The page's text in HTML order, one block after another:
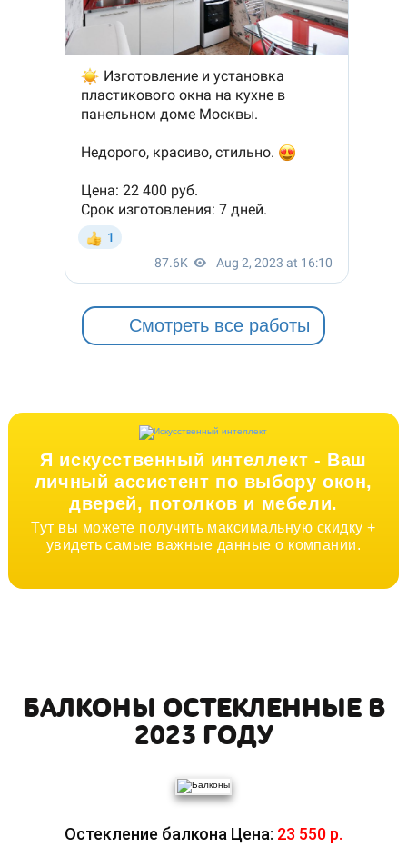
Смотреть все работы
Я искусственный интеллект - Ваш
личный ассистент по выбору окон,
дверей, потолков и мебели.
Тут вы можете получить максимальную скидку +
увидеть самые важные данные о компании.
БАЛКОНЫ ОСТЕКЛЕННЫЕ В
2023 ГОДУ
Остекление балкона Цена: 23 550 р.